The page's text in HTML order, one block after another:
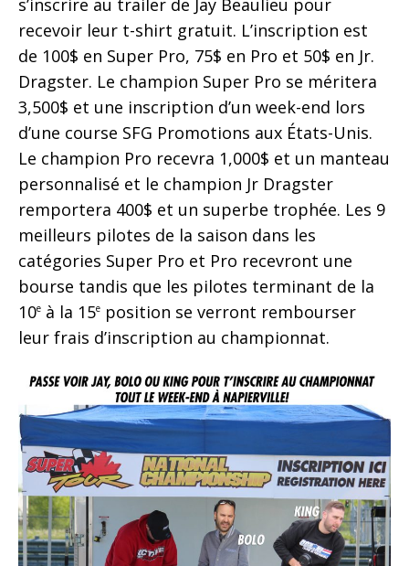
s’inscrire au trailer de Jay Beaulieu pour
recevoir leur t-shirt gratuit. L’inscription est
de 100$ en Super Pro, 75$ en Pro et 50$ en Jr.
Dragster. Le champion Super Pro se méritera
3,500$ et une inscription d’un week-end lors
d’une course SFG Promotions aux États-Unis.
Le champion Pro recevra 1,000$ et un manteau
personnalisé et le champion Jr Dragster
remportera 400$ et un superbe trophée. Les 9
meilleurs pilotes de la saison dans les
catégories Super Pro et Pro recevront une
bourse tandis que les pilotes terminant de la
10e à la 15e position se verront rembourser
leur frais d’inscription au championnat.